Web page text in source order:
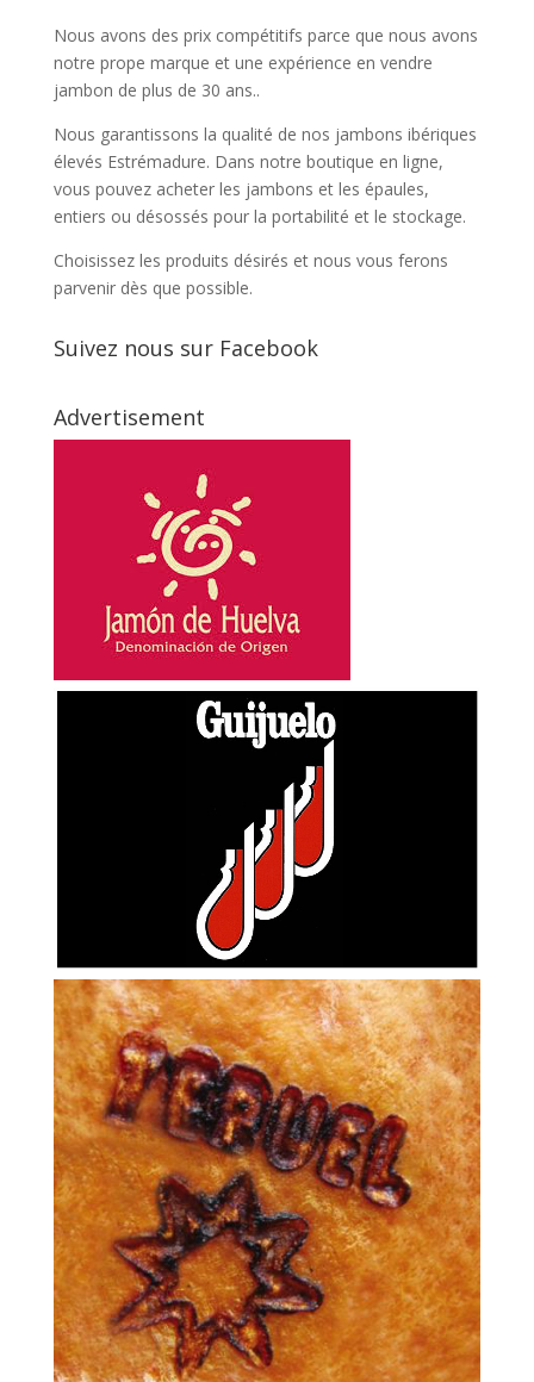
Nous avons des prix compétitifs parce que nous avons
notre prope marque et une expérience en vendre
jambon de plus de 30 ans..
Nous garantissons la qualité de nos jambons ibériques
élevés Estrémadure. Dans notre boutique en ligne,
vous pouvez acheter les jambons et les épaules,
entiers ou désossés pour la portabilité et le stockage.
Choisissez les produits désirés et nous vous ferons
parvenir dès que possible.
Suivez nous sur Facebook
Advertisement